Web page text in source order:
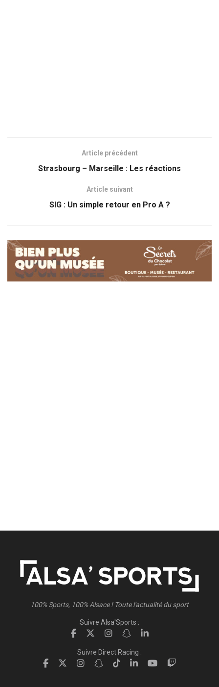
Article précédent
Strasbourg – Marseille : Les réactions
Article suivant
SIG : Un simple retour en Pro A ?
100% Sports, 100% Alsace ! Toute l'actualité du sport
Suivre Alsa'Sports :
Suivre Direct Racing :